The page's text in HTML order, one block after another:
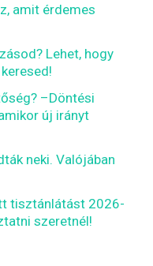
amit érdemes
Lehet, hogy
–Döntési
új irányt
neki. Valójában
tisztánlátást 2026-
szeretnél!